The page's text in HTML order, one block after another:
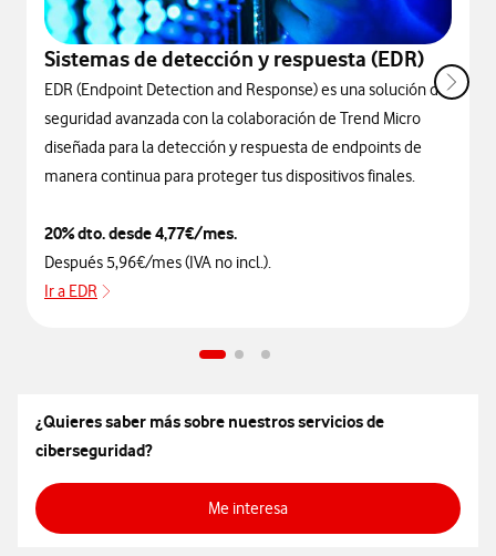
Sistemas de detección y respuesta (EDR)
EDR (Endpoint Detection and Response) es una solución de
seguridad avanzada con la colaboración de Trend Micro
diseñada para la detección y respuesta de endpoints de
manera continua para proteger tus dispositivos finales.
20% dto. desde 4,77€/mes.
Después 5,96€/mes (IVA no incl.).
Ir a EDR
¿Quieres saber más sobre nuestros servicios de
ciberseguridad?
Me interesa